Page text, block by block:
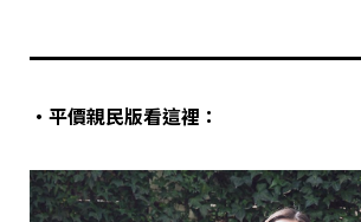
‧平價親民版看這裡：